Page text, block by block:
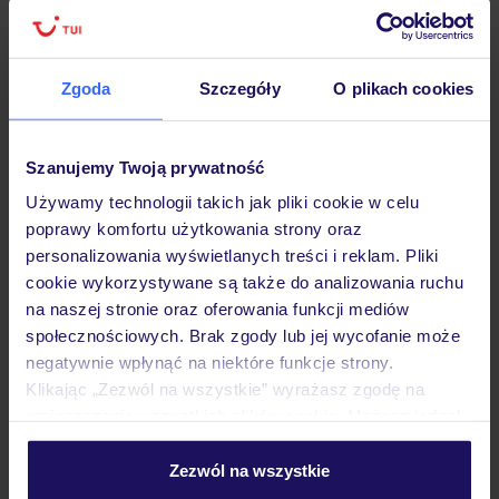
Zgoda Szczegóły O plikach cookies
Szanujemy Twoją prywatność
Używamy technologii takich jak pliki cookie w celu
poprawy komfortu użytkowania strony oraz
personalizowania wyświetlanych treści i reklam. Pliki
cookie wykorzystywane są także do analizowania ruchu
na naszej stronie oraz oferowania funkcji mediów
społecznościowych. Brak zgody lub jej wycofanie może
negatywnie wpłynąć na niektóre funkcje strony.
Klikając „Zezwól na wszystkie” wyrażasz zgodę na
personalizować swój wybór wchodząc w zakładkę
Zezwól na wszystkie
Hotel
Opinie
Pokoje
Wyżywienie